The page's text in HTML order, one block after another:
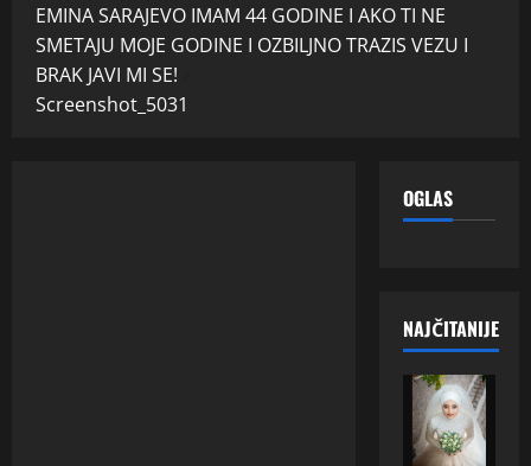
EMINA SARAJEVO IMAM 44 GODINE I AKO TI NE
SMETAJU MOJE GODINE I OZBILJNO TRAZIS VEZU I
BRAK JAVI MI SE!
Screenshot_5031
OGLAS
NAJČITANIJE